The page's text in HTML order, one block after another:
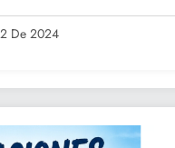
MAYORES.
De 2024